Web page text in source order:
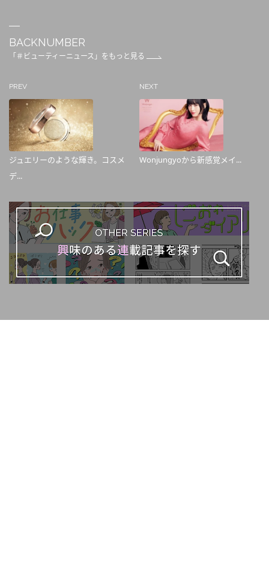
BACKNUMBER
「＃ビューティーニュース」をもっと見る
PREV
ジュエリーのような輝き。コスメ
デ...
NEXT
Wonjungyoから新感覚メイ...